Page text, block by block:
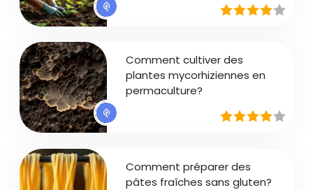
Comment cultiver des
plantes mycorhiziennes en
permaculture?
Comment préparer des
pâtes fraîches sans gluten?